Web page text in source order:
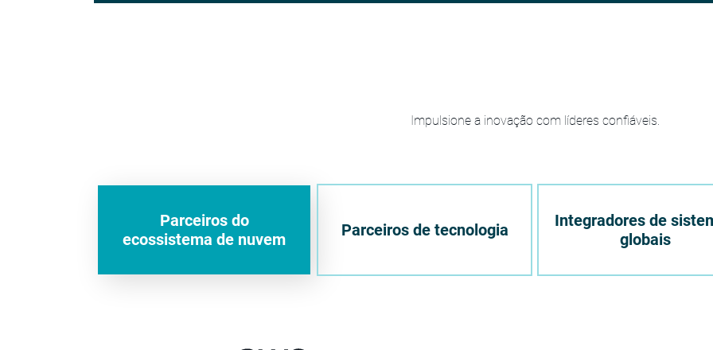
Impulsione a inovação com líderes confiáveis.
Parceiros do
ecossistema de nuvem
Parceiros de tecnologia
Integradores de
globais